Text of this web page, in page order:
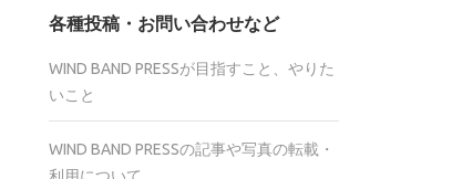
各種投稿・お問い合わせなど
WIND BAND PRESSが目指すこと、やりた
いこと
WIND BAND PRESSの記事や写真の転載・
利用について